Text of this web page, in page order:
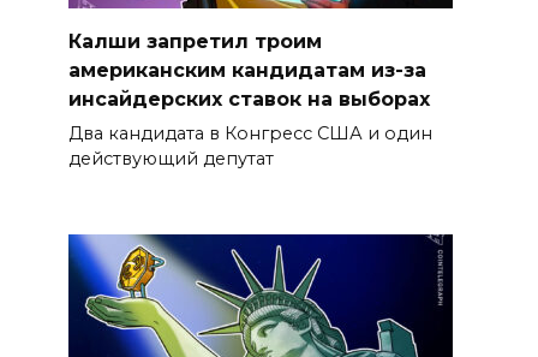
Калши запретил троим
американским кандидатам из-за
инсайдерских ставок на выборах
Два кандидата в Конгресс США и один
действующий депутат